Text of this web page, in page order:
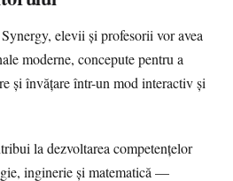
elevii și profesorii vor avea
moderne, concepute pentru a
și învățare într-un mod interactiv și
la dezvoltarea competențelor
inginerie și matematică —